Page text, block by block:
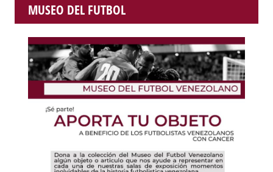
MUSEO DEL FUTBOL